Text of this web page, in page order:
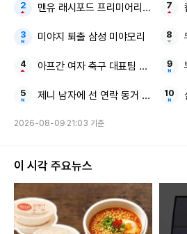
맨유 래시포드 프리미어리그
미야지 퇴출 삼성 미야모리
아프간 여자 축구 대표팀 축구 금지
제니 남자에 선 연락 동거 질문
2026-08-09 21:03 기준
이 시각 주요뉴스